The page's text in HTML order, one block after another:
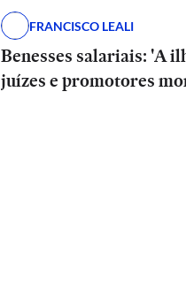
FRANCISCO LEALI
Benesses salariais: 'A
juízes e promotores